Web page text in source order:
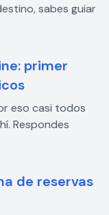
sabes guiar
primer
eso casi todos
Respondes
de reservas